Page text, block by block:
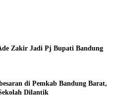
Zakir Jadi Pj Bupati Bandung
di Pemkab Bandung Barat,
Dilantik